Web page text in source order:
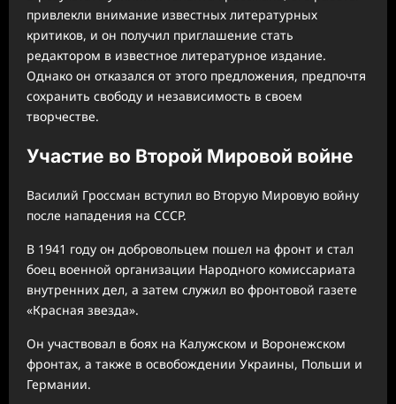
привлекли внимание известных литературных
критиков, и он получил приглашение стать
редактором в известное литературное издание.
Однако он отказался от этого предложения, предпочтя
сохранить свободу и независимость в своем
творчестве.
Участие во Второй Мировой войне
Василий Гроссман вступил во Вторую Мировую войну
после нападения на СССР.
В 1941 году он добровольцем пошел на фронт и стал
боец военной организации Народного комиссариата
внутренних дел, а затем служил во фронтовой газете
«Красная звезда».
Он участвовал в боях на Калужском и Воронежском
фронтах, а также в освобождении Украины, Польши и
Германии.